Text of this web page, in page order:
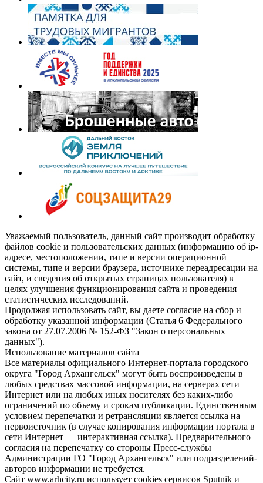
Уважаемый пользователь, данный сайт производит обработку
файлов cookie и пользовательских данных (информацию об ip-
адресе, местоположении, типе и версии операционной
системы, типе и версии браузера, источнике переадресации на
сайт, и сведения об открытых страницах пользователя) в
целях улучшения функционирования сайта и проведения
статистических исследований.
Продолжая использовать сайт, вы даете согласие на сбор и
обработку указанной информации (Статья 6 Федерального
закона от 27.07.2006 № 152-ФЗ "Закон о персональных
данных").
Использование материалов сайта
Все материалы официального Интернет-портала городского
округа "Город Архангельск" могут быть воспроизведены в
любых средствах массовой информации, на серверах сети
Интернет или на любых иных носителях без каких-либо
ограничений по объему и срокам публикации. Единственным
условием перепечатки и ретрансляции является ссылка на
первоисточник (в случае копирования информации портала в
сети Интернет — интерактивная ссылка). Предварительного
согласия на перепечатку со стороны Пресс-службы
Администрации ГО "Город Архангельск" или подразделений-
авторов информации не требуется.
Сайт www.arhcity.ru использует cookies сервисов Sputnik и